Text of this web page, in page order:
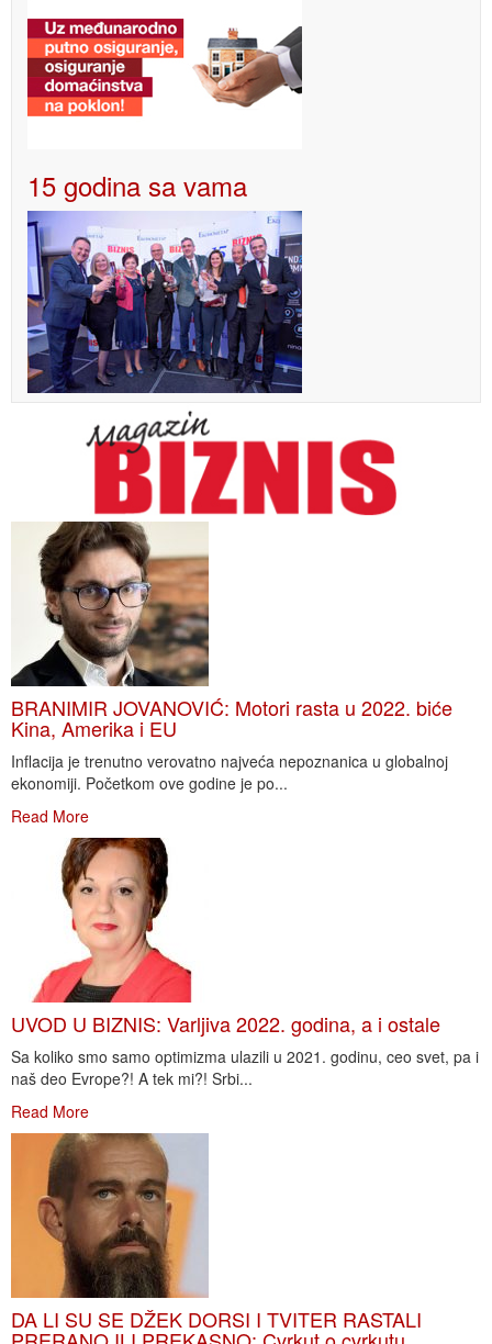
15 godina sa vama
BRANIMIR JOVANOVIĆ: Motori rasta u 2022. biće
Kina, Amerika i EU
Inflacija je trenutno verovatno najveća nepoznanica u globalnoj
ekonomiji. Početkom ove godine je po...
Read More
UVOD U BIZNIS: Varljiva 2022. godina, a i ostale
Sa koliko smo samo optimizma ulazili u 2021. godinu, ceo svet, pa i
naš deo Evrope?! A tek mi?! Srbi...
Read More
DA LI SU SE DŽEK DORSI I TVITER RASTALI